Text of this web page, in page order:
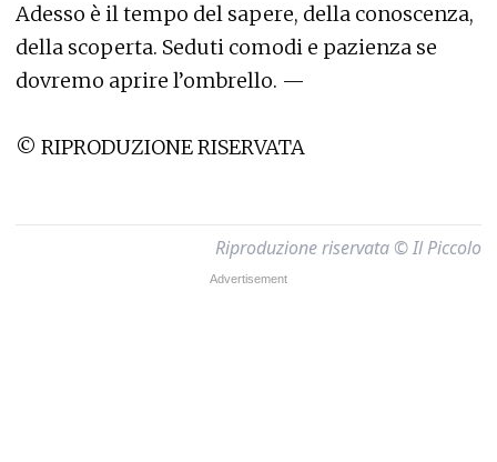
Adesso è il tempo del sapere, della conoscenza,
della scoperta. Seduti comodi e pazienza se
dovremo aprire l’ombrello. —
© RIPRODUZIONE RISERVATA
Riproduzione riservata © Il Piccolo